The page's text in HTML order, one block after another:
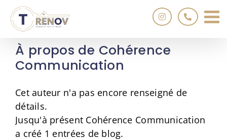
Passer
contenu
À propos de Cohérence
Communication
Cet auteur n'a pas encore renseigné de
détails.
Jusqu'à présent Cohérence Communication
a créé 1 entrées de blog.